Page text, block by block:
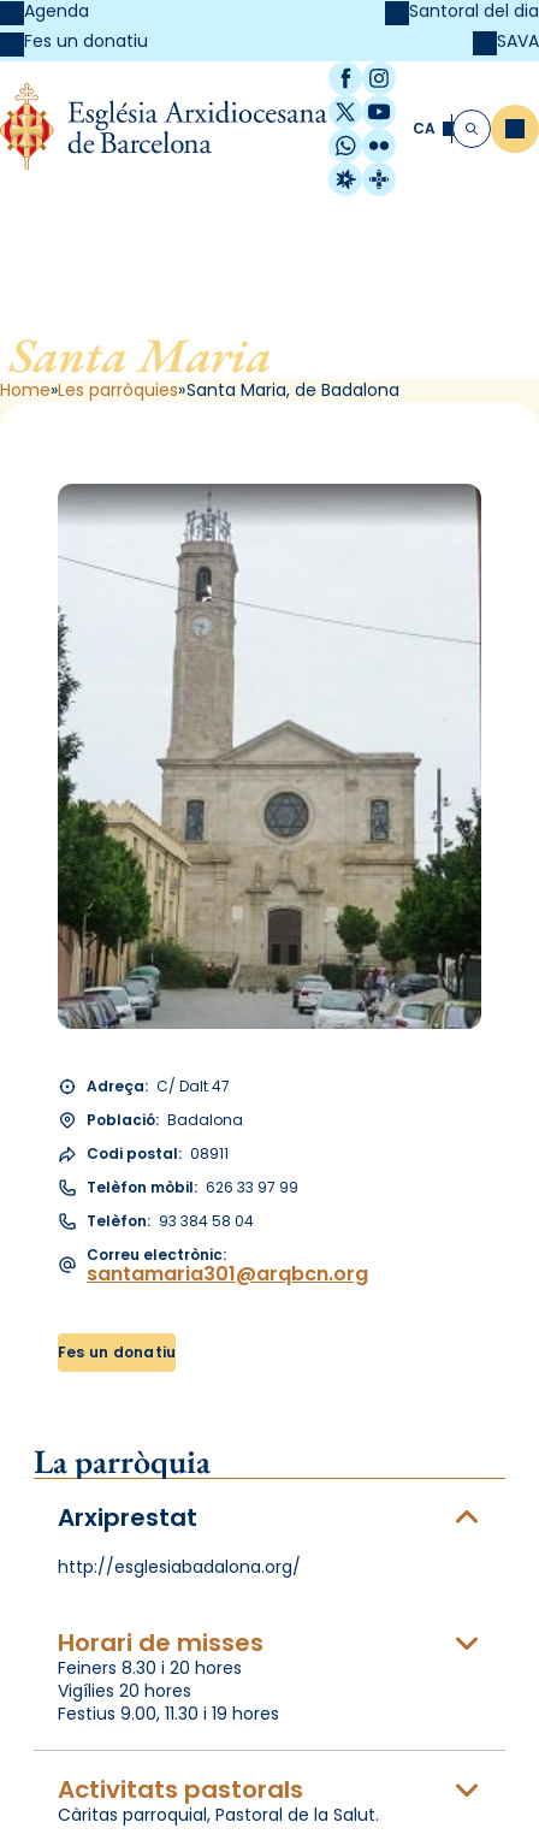
Agenda
Fes un donatiu
Santoral del dia
SAVA
Facebook
Instagram
X / Twitter
YouTube
WhatsApp
Flickr
Radio Estel
Catalunya
CA Cerca
Santa Maria
Home Les parròquies Santa Maria, de Badalona
Adreça: C/ Dalt 47
Població: Badalona
Codi postal: 08911
Telèfon mòbil: 626 33 97 99
Telèfon: 93 384 58 04
Correu electrònic:
santamaria301@arqbcn.org
Fes un donatiu
La parròquia
Arxiprestat
http://esglesiabadalona.org/
Horari de misses
Feiners 8.30 i 20 hores
Vigílies 20 hores
Festius 9.00, 11.30 i 19 hores
Activitats pastorals
Càritas parroquial, Pastoral de la Salut.